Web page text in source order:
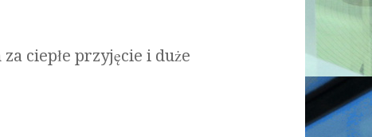
ciepłe przyjęcie i duże